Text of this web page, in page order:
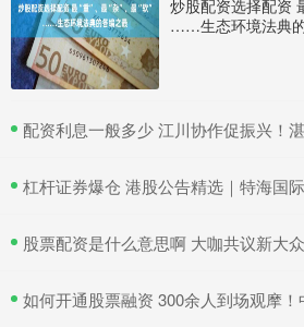
炒股配资选择配资
……生态环境法典
配资利息一般多少 江川协作促振兴！湛江国联水产“
杠杆证券爆仓 港股公告精选｜特海国际一季度盈利同比
股票配资是什么意思啊 大咖共议新大众文艺发展
如何开通股票融资 300余人到场观摩！中建三